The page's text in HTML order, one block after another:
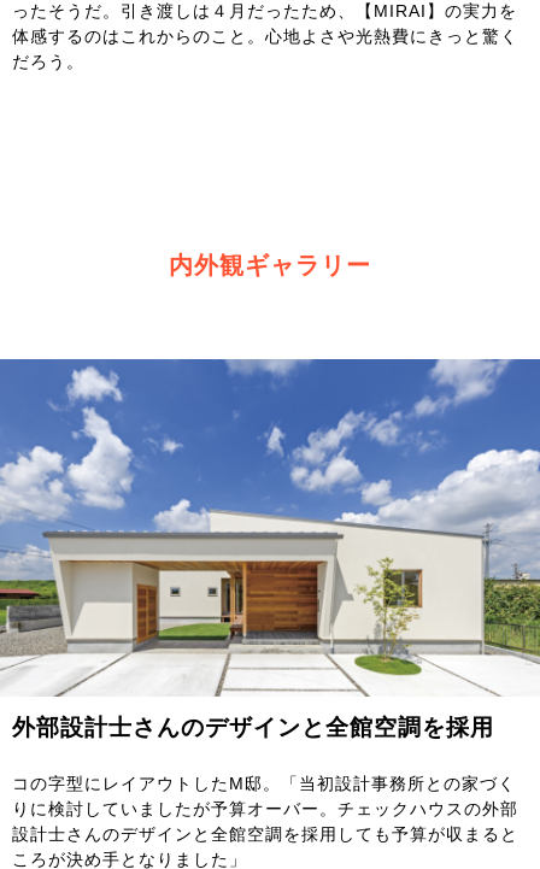
ったそうだ。引き渡しは４月だったため、【MIRAI】の実力を
体感するのはこれからのこと。心地よさや光熱費にきっと驚く
だろう。
内外観ギャラリー
外部設計士さんのデザインと全館空調を採用
コの字型にレイアウトしたM邸。「当初設計事務所との家づく
りに検討していましたが予算オーバー。チェックハウスの外部
設計士さんのデザインと全館空調を採用しても予算が収まると
ころが決め手となりました」